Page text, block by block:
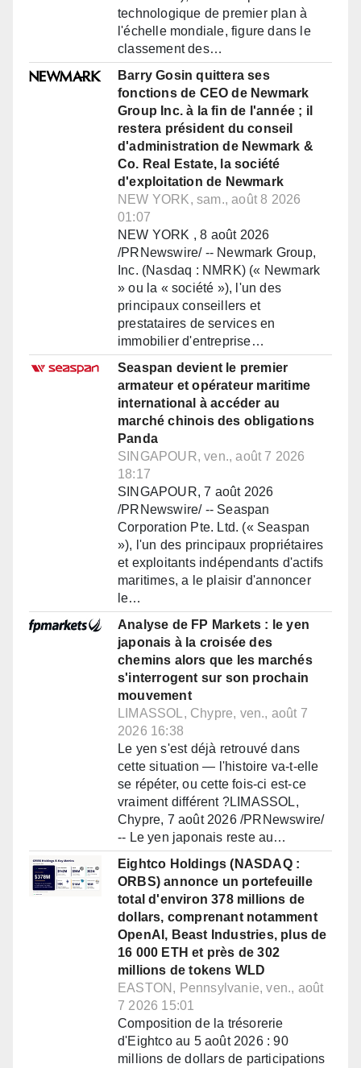
technologique de premier plan à
l'échelle mondiale, figure dans le
classement des…
Barry Gosin quittera ses
fonctions de CEO de Newmark
Group Inc. à la fin de l'année ; il
restera président du conseil
d'administration de Newmark &
Co. Real Estate, la société
d'exploitation de Newmark
NEW YORK, sam., août 8 2026
01:07
NEW YORK , 8 août 2026
/PRNewswire/ -- Newmark Group,
Inc. (Nasdaq : NMRK) (« Newmark
» ou la « société »), l'un des
principaux conseillers et
prestataires de services en
immobilier d'entreprise…
Seaspan devient le premier
armateur et opérateur maritime
international à accéder au
marché chinois des obligations
Panda
SINGAPOUR, ven., août 7 2026
18:17
SINGAPOUR, 7 août 2026
/PRNewswire/ -- Seaspan
Corporation Pte. Ltd. (« Seaspan
»), l'un des principaux propriétaires
et exploitants indépendants d'actifs
maritimes, a le plaisir d'annoncer
le…
Analyse de FP Markets : le yen
japonais à la croisée des
chemins alors que les marchés
s'interrogent sur son prochain
mouvement
LIMASSOL, Chypre, ven., août 7
2026 16:38
Le yen s'est déjà retrouvé dans
cette situation — l'histoire va-t-elle
se répéter, ou cette fois-ci est-ce
vraiment différent ?LIMASSOL,
Chypre, 7 août 2026 /PRNewswire/
-- Le yen japonais reste au…
Eightco Holdings (NASDAQ :
ORBS) annonce un portefeuille
total d'environ 378 millions de
dollars, comprenant notamment
OpenAI, Beast Industries, plus de
16 000 ETH et près de 302
millions de tokens WLD
EASTON, Pennsylvanie, ven., août
7 2026 15:01
Composition de la trésorerie
d'Eightco au 5 août 2026 : 90
millions de dollars de participations